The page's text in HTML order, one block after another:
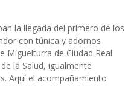
la llegada del primero de los
con túnica y adornos
Miguelturra de Ciudad Real.
la Salud, igualmente
Aquí el acompañamiento